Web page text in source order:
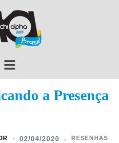
a Presença
02/04/2020 RESENHAS